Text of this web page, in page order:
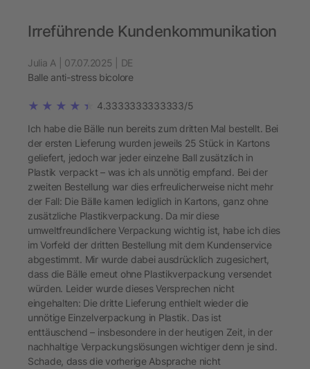
Irreführende Kundenkommunikation
Julia A | 07.07.2025 | DE
Balle anti-stress bicolore
4.3333333333333/5
Ich habe die Bälle nun bereits zum dritten Mal bestellt. Bei
der ersten Lieferung wurden jeweils 25 Stück in Kartons
geliefert, jedoch war jeder einzelne Ball zusätzlich in
Plastik verpackt – was ich als unnötig empfand. Bei der
zweiten Bestellung war dies erfreulicherweise nicht mehr
der Fall: Die Bälle kamen lediglich in Kartons, ganz ohne
zusätzliche Plastikverpackung. Da mir diese
umweltfreundlichere Verpackung wichtig ist, habe ich dies
im Vorfeld der dritten Bestellung mit dem Kundenservice
abgestimmt. Mir wurde dabei ausdrücklich zugesichert,
dass die Bälle erneut ohne Plastikverpackung versendet
würden. Leider wurde dieses Versprechen nicht
eingehalten: Die dritte Lieferung enthielt wieder die
unnötige Einzelverpackung in Plastik. Das ist
enttäuschend – insbesondere in der heutigen Zeit, in der
nachhaltige Verpackungslösungen wichtiger denn je sind.
Schade, dass die vorherige Absprache nicht